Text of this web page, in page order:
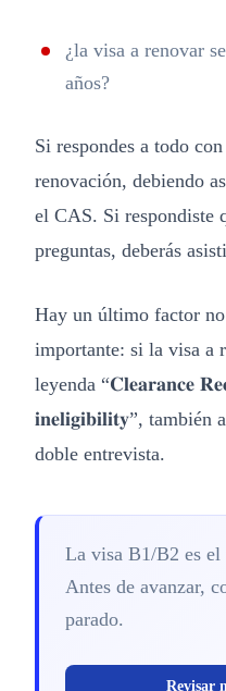
¿la visa a renovar
años?
Si respondes a todo
renovación, debiendo
el CAS. Si respondiste
preguntas, deberás
Hay un último factor
importante: si la visa a
leyenda “𝐂𝐥𝐞𝐚𝐫𝐚𝐧𝐜𝐞
𝐢𝐧𝐞𝐥𝐢𝐠𝐢𝐛𝐢𝐥𝐢𝐭𝐲”,
doble entrevista.
La visa B1/B2 es
Antes de avanzar,
parado.
Revisar